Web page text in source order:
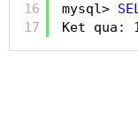
16
17
mysql>
Ket qua: